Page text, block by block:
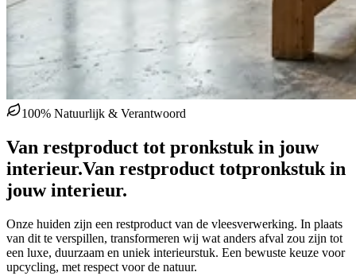
100% Natuurlijk & Verantwoord
Van restproduct tot pronkstuk in jouw
interieur.Van restproduct totpronkstuk in
jouw interieur.
Onze huiden zijn een restproduct van de vleesverwerking. In plaats
van dit te verspillen, transformeren wij wat anders afval zou zijn tot
een luxe, duurzaam en uniek interieurstuk. Een bewuste keuze voor
upcycling, met respect voor de natuur.